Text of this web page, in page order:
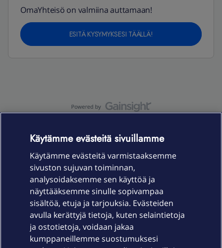
OmaYhteisö on valmiina auttamaan!
ESITÄ KYSYMYKSESI TÄÄLLÄ!
Laitteet & liittymät
Palvelut
Käytämme evästeitä sivuillamme
Käytämme evästeitä varmistaaksemme
sivuston sujuvan toiminnan,
analysoidaksemme sen käyttöä ja
näyttääksemme sinulle sopivampaa
sisältöä, etuja ja tarjouksia. Evästeiden
avulla kerättyjä tietoja, kuten selaintietoja
ja ostotietoja, voidaan jakaa
kumppaneillemme suostumuksesi